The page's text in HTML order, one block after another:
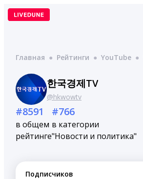
Перейти
Главная ● Рейтинги ● YouTube ●
한국경제TV
@hkwowtv
#8591
в общем
рейтинге
#766
в категории
"Новости и политика"
Подписчиков